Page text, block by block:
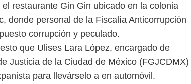
restaurante Gin Gin ubicado en la colonia
donde personal de la Fiscalía Anticorrupción
corrupción y peculado.
que Ulises Lara López, encargado de
Justicia de la Ciudad de México (FGJCDMX)
para llevárselo a en automóvil.